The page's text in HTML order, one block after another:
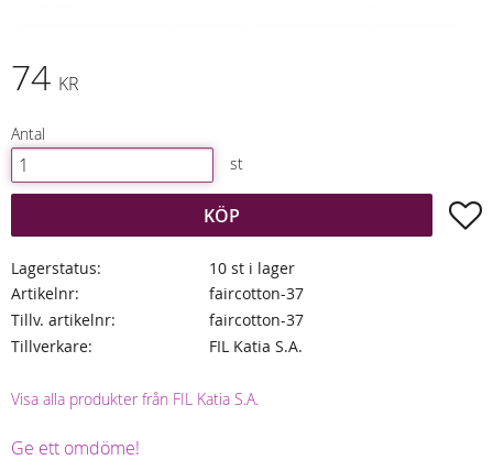
74 KR
Antal
st
KÖP
Lagerstatus
10 st i lager
Artikelnr
faircotton-37
Tillv. artikelnr
faircotton-37
Tillverkare
FIL Katia S.A.
Visa alla produkter från FIL Katia S.A.
Ge ett omdöme!